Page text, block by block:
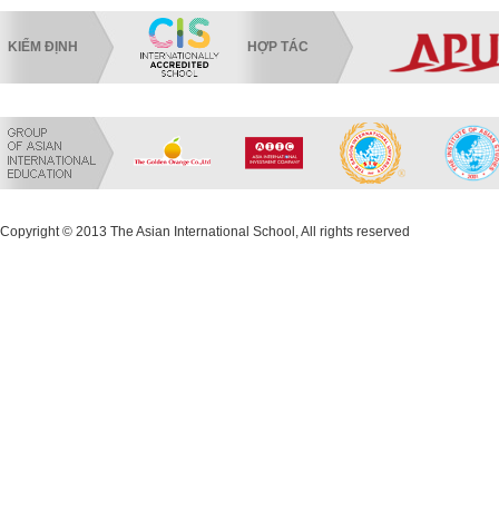
KIỂM ĐỊNH HỢP TÁC
Copyright © 2013 The Asian International School, All rights reserved